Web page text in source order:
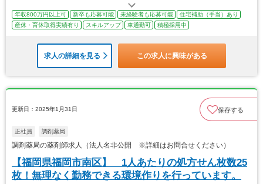
年収800万円以上可 新卒も応募可能 未経験者も応募可能
住宅補助（手当）あり
産休・育休取得実績有り
スキルアップ 車通勤可 積極採用中
求人の詳細を見る この求人に興味がある
更新日：2025年1月31日 保存する
正社員 調剤薬局
調剤薬局の薬剤師求人（法人名非公開 ※詳細はお問合せください）
【福岡県福岡市南区】 1人あたりの処方せん枚数25
枚！無理なく勤務できる環境作りを行っています。